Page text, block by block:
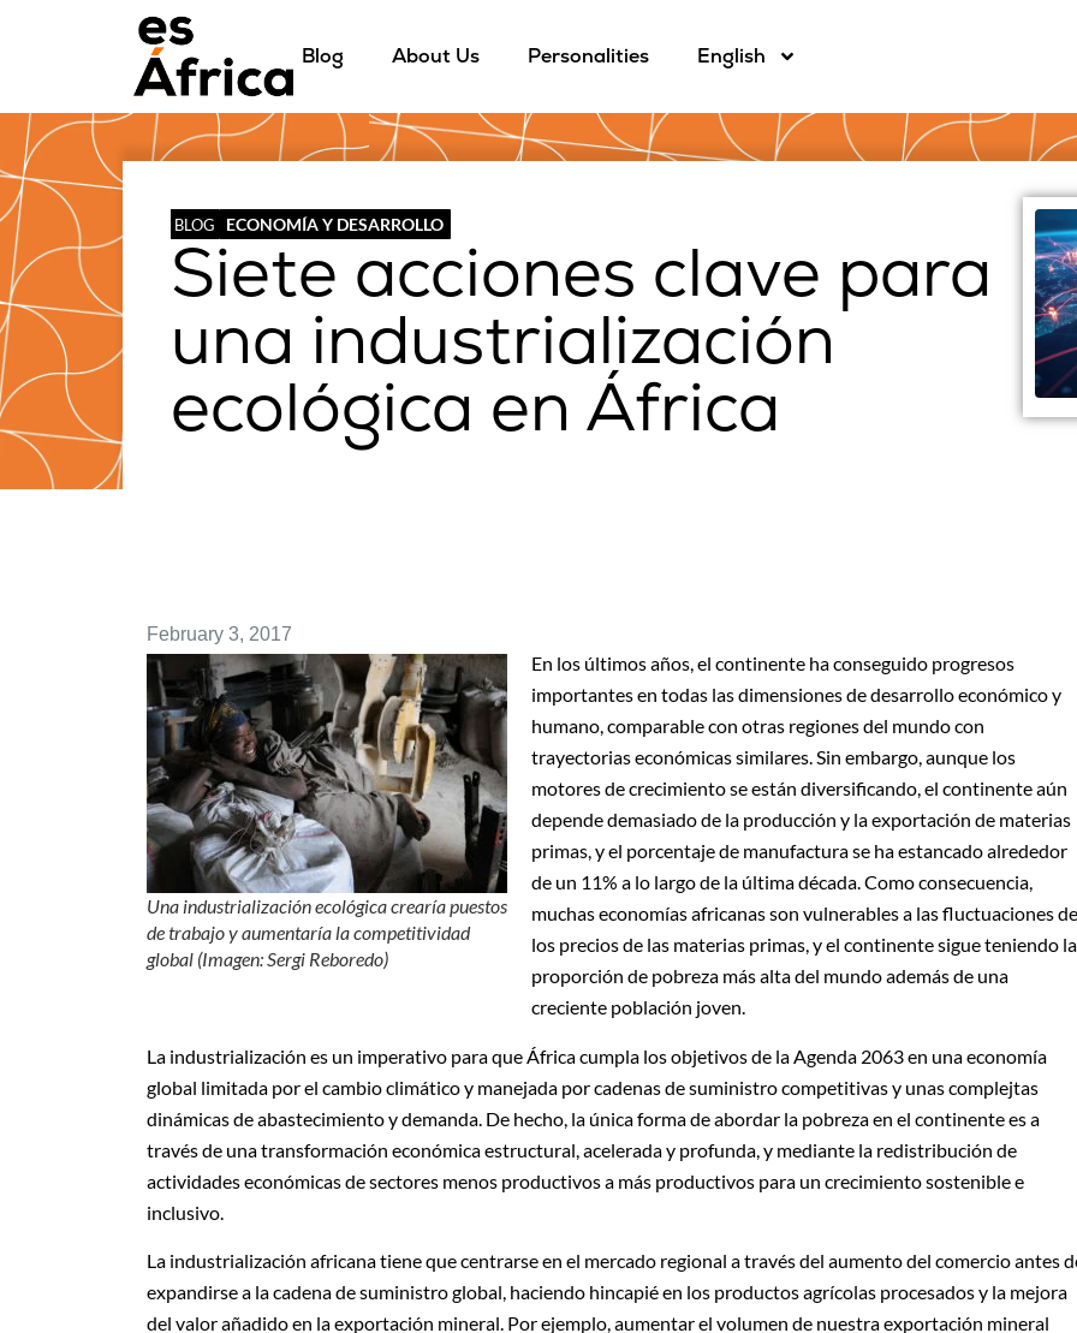
Blog About Us Personalities English
BLOG ECONOMÍA Y DESARROLLO
Siete acciones clave para
una industrialización
ecológica en África
February 3, 2017
Una industrialización ecológica crearía puestos
de trabajo y aumentaría la competitividad
global (Imagen: Sergi Reboredo)
En los últimos años, el continente ha conseguido progresos
importantes en todas las dimensiones de desarrollo económico y
humano, comparable con otras regiones del mundo con
trayectorias económicas similares. Sin embargo, aunque los
motores de crecimiento se están diversificando, el continente aún
depende demasiado de la producción y la exportación de materias
primas, y el porcentaje de manufactura se ha estancado alrededor
de un 11% a lo largo de la última década. Como consecuencia,
muchas economías africanas son vulnerables a las fluctuaciones de
los precios de las materias primas, y el continente sigue teniendo la
proporción de pobreza más alta del mundo además de una
creciente población joven.
La industrialización es un imperativo para que África cumpla los objetivos de la Agenda 2063 en una economía
global limitada por el cambio climático y manejada por cadenas de suministro competitivas y unas complejtas
dinámicas de abastecimiento y demanda. De hecho, la única forma de abordar la pobreza en el continente es a
través de una transformación económica estructural, acelerada y profunda, y mediante la redistribución de
actividades económicas de sectores menos productivos a más productivos para un crecimiento sostenible e
inclusivo.
La industrialización africana tiene que centrarse en el mercado regional a través del aumento del comercio antes
expandirse a la cadena de suministro global, haciendo hincapié en los productos agrícolas procesados y la mejora
del valor añadido en la exportación mineral. Por ejemplo, aumentar el volumen de nuestra exportación mineral